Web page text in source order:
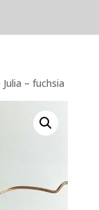
– fuchsia